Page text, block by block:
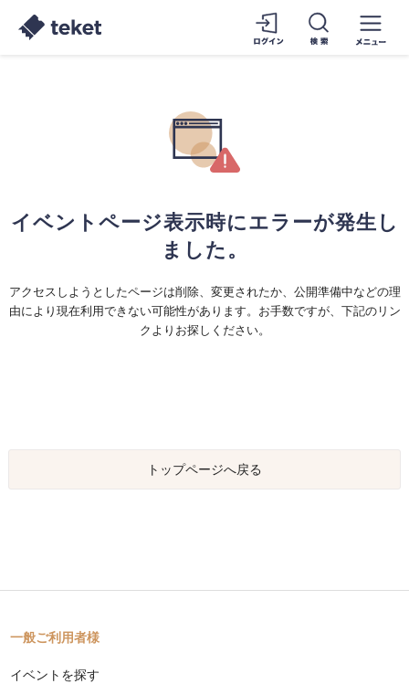
イベントページ表示時にエラーが発生し
ました。
アクセスしようとしたページは削除、変更されたか、公開準備中などの理
由により現在利用できない可能性があります。お手数ですが、下記のリン
クよりお探しください。
トップページへ戻る
一般ご利用者様
イベントを探す